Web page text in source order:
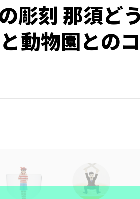
彫刻 那須ど
動物園との